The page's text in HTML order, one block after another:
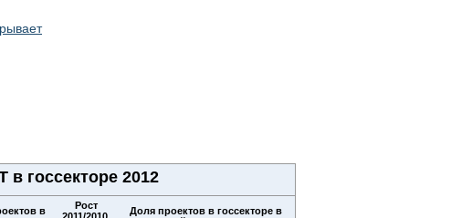
госсекторе 2012
в
Рост
Доля проектов в госсекторе в